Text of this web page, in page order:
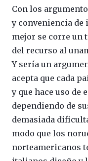
Con los
y conveniencia
mejor se corre un
del recurso al
Y sería un
acepta que cada
y que hace uso de
dependiendo de
demasiada
modo que los
norteamericanos